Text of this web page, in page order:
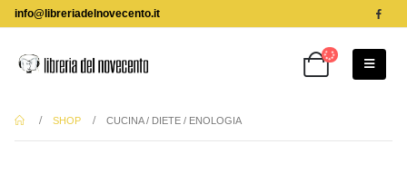
info@libreriadelnovecento.it
SHOP CUCINA / DIETE / ENOLOGIA